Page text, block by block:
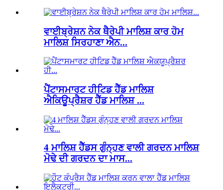
ਵਾਈਬ੍ਰੇਸ਼ਨ ਨੇਕ ਥੈਰੇਪੀ ਮਾਲਿਸ਼ ਕਾਰ ਹੋਮ
ਮਾਲਿਸ਼ ਸਿਰਹਾਣਾ ਐਨ...
ਪੈਂਟਾਸਮਾਰਟ ਹੀਟਿਡ ਹੈੱਡ ਮਾਲਿਸ਼
ਐਕਿਊਪ੍ਰੈਸ਼ਰ ਹੈੱਡ ਮਾਲਿਸ਼ ...
4 ਮਾਲਿਸ਼ ਹੈੱਡਸ ਗੁੰਨ੍ਹਣ ਵਾਲੀ ਗਰਦਨ ਮਾਲਿਸ਼
ਮੋਢੇ ਦੀ ਗਰਦਨ ਦਾ ਮਾਸ...